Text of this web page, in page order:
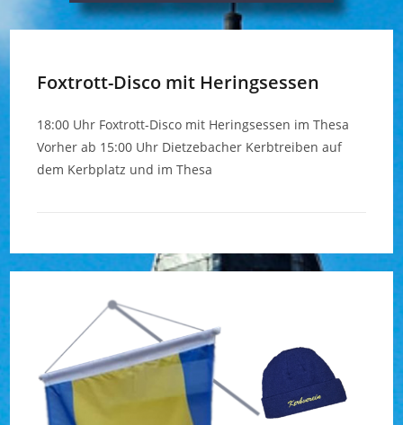
Foxtrott-Disco mit Heringsessen
18:00 Uhr Foxtrott-Disco mit Heringsessen im Thesa
Vorher ab 15:00 Uhr Dietzebacher Kerbtreiben auf
dem Kerbplatz und im Thesa